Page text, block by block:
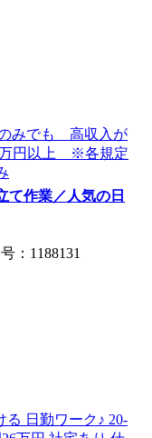
て作業／人気の日
：1188131